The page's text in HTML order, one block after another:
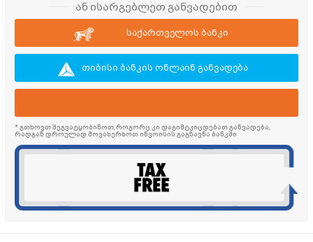
ან ისარგებლეთ განვადებით
საქართველოს ბანკი
თიბისი ბანკის ონლაინ განვადება
* გთხოვთ შეგვატყობინოთ, როგორც კი დაგიმტკიცდებათ განვადება,
რადგან დროულად მოვახერხოთ ინვოისის გაგზავნა ბანკში